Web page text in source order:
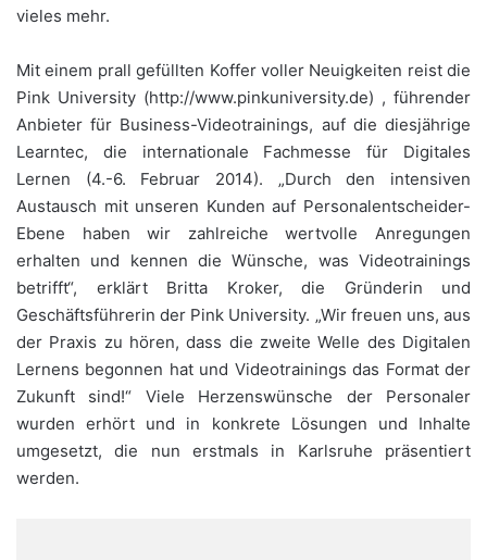
vieles mehr.
Mit einem prall gefüllten Koffer voller Neuigkeiten reist die
Pink University (http://www.pinkuniversity.de) , führender
Anbieter für Business-Videotrainings, auf die diesjährige
Learntec, die internationale Fachmesse für Digitales
Lernen (4.-6. Februar 2014). „Durch den intensiven
Austausch mit unseren Kunden auf Personalentscheider-
Ebene haben wir zahlreiche wertvolle Anregungen
erhalten und kennen die Wünsche, was Videotrainings
betrifft“, erklärt Britta Kroker, die Gründerin und
Geschäftsführerin der Pink University. „Wir freuen uns, aus
der Praxis zu hören, dass die zweite Welle des Digitalen
Lernens begonnen hat und Videotrainings das Format der
Zukunft sind!“ Viele Herzenswünsche der Personaler
wurden erhört und in konkrete Lösungen und Inhalte
umgesetzt, die nun erstmals in Karlsruhe präsentiert
werden.